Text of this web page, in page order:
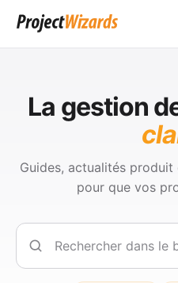
La gestion
Guides, actualités
pour que vos
Rechercher